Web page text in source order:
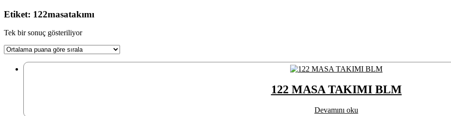
Etiket: 122masatakımı
Tek bir sonuç gösteriliyor
122 MASA TAKIMI BLM
Devamını oku